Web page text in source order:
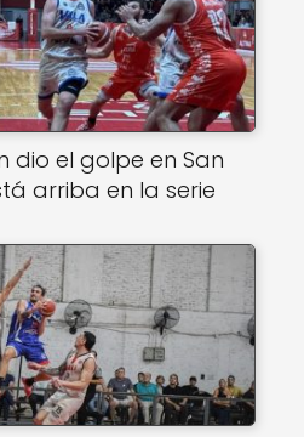
dio el golpe en San
arriba en la serie